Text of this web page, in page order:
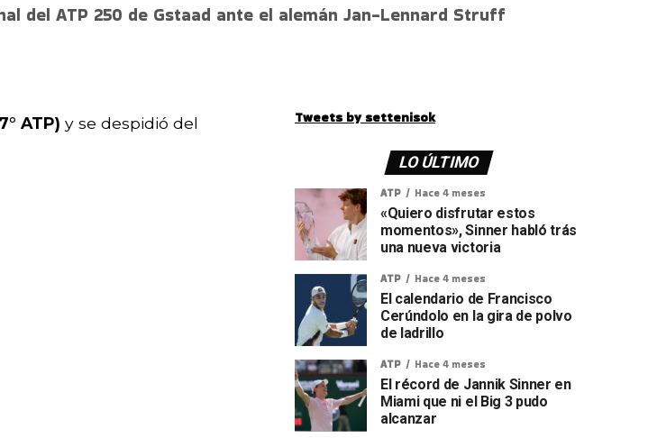
del ATP 250 de Gstaad ante el alemán Jan-Lennard Struff
ATP) y se despidió del
Tweets by settenisok
LO ÚLTIMO
ATP Hace 4 meses
«Quiero disfrutar estos
momentos», Sinner habló trás
una nueva victoria
ATP Hace 4 meses
El calendario de Francisco
Cerúndolo en la gira de polvo
de ladrillo
ATP Hace 4 meses
El récord de Jannik Sinner en
Miami que ni el Big 3 pudo
alcanzar